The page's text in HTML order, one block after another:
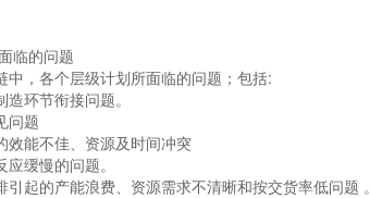
临的问题
各个层级计划所面临的问题；包括:
环节衔接问题。
问题
效能不佳、资源及时间冲突
缓慢的问题。
起的产能浪费、资源需求不清晰和按交货率低问题 。